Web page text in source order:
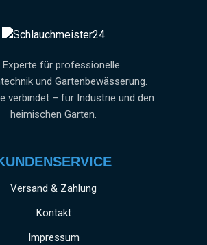
Experte für professionelle
und Gartenbewässerung.
verbindet – für Industrie und den
heimischen Garten.
Versand & Zahlung
Kontakt
Impressum